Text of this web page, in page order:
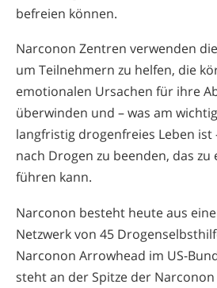
befreien können.
Narconon Zentren verwenden
um Teilnehmern zu helfen, die
emotionalen Ursachen für ihre
überwinden und – was am
langfristig drogenfreies Leben ist
nach Drogen zu beenden, das zu
führen kann.
Narconon besteht heute aus
Netzwerk von 45
Narconon Arrowhead im US-
steht an der Spitze der Narconon